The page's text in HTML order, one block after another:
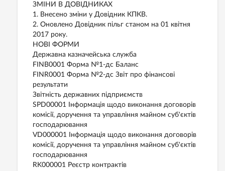
ЗМІНИ В ДОВІДНИКАХ
1. Внесено зміни у Довідник КПКВ.
2. Оновлено Довідник пільг станом на 01 квітня
2017 року.
НОВІ ФОРМИ
Державна казначейська служба
FINB0001 Форма №1-дс Баланс
FINR0001 Форма №2-дс Звіт про фінансові
результати
Звітність державних підприємств
SPD00001 Інформація щодо виконання договорів
комісії, доручення та управління майном суб'єктів
господарювання
VD000001 Інформація щодо виконання договорів
комісії, доручення та управління майном суб'єктів
господарювання
RK000001 Реєстр контрактів